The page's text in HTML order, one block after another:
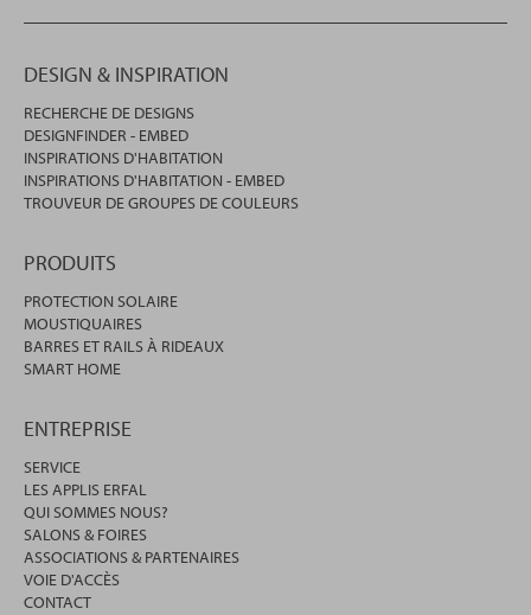
DESIGN & INSPIRATION
RECHERCHE DE DESIGNS
DESIGNFINDER - EMBED
INSPIRATIONS D'HABITATION
INSPIRATIONS D'HABITATION - EMBED
TROUVEUR DE GROUPES DE COULEURS
PRODUITS
PROTECTION SOLAIRE
MOUSTIQUAIRES
BARRES ET RAILS À RIDEAUX
SMART HOME
ENTREPRISE
SERVICE
LES APPLIS ERFAL
QUI SOMMES NOUS?
SALONS & FOIRES
ASSOCIATIONS & PARTENAIRES
VOIE D'ACCÈS
CONTACT